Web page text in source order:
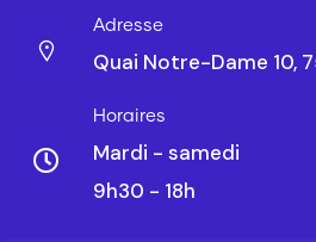
Adresse
Quai Notre-Dame 10,
Horaires
Mardi - samedi
9h30 - 18h